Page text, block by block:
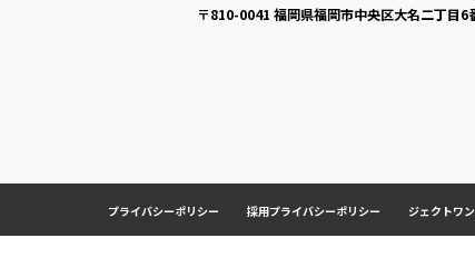
〒810-0041 福岡県福岡市中央区大名二丁目6
プライバシーポリシー 採用プライバシーポリシー ジェクトワ